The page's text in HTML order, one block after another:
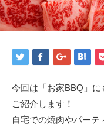
今回は「お家BBQ」
ご紹介します！
自宅での焼肉やパー